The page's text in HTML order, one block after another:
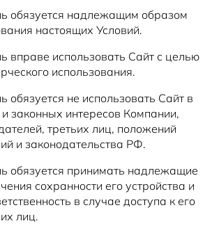
обязуется надлежащим образом
настоящих Условий.
вправе использовать Сайт с целью
использования.
обязуется не использовать Сайт в
законных интересов Компании,
третьих лиц, положений
и законодательства РФ.
обязуется принимать надлежащие
сохранности его устройства и
в случае доступа к его
лиц.